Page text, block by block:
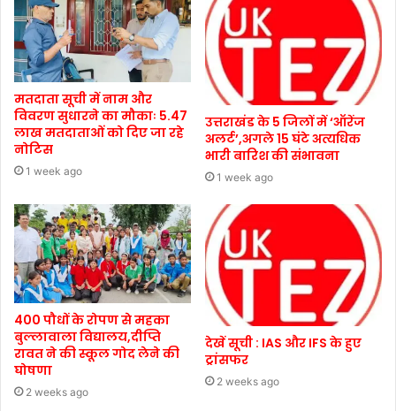
मतदाता सूची में नाम और
विवरण सुधारने का मौकाः 5.47
लाख मतदाताओं को दिए जा रहे
नोटिस
1 week ago
उत्तराखंड के 5 जिलों में ‘ऑरेंज
अलर्ट’,अगले 15 घंटे अत्यधिक
भारी बारिश की संभावना
1 week ago
400 पौधों के रोपण से महका
बुल्लावाला विद्यालय,दीप्ति
रावत ने की स्कूल गोद लेने की
घोषणा
2 weeks ago
देखें सूची : IAS और IFS के हुए
ट्रांसफर
2 weeks ago